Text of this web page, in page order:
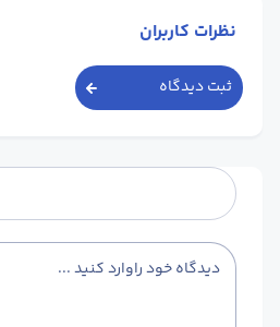
نظرات کاربران
ثبت دیدگاه